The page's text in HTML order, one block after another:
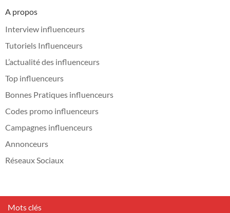
A propos
Interview influenceurs
Tutoriels Influenceurs
L’actualité des influenceurs
Top influenceurs
Bonnes Pratiques influenceurs
Codes promo influenceurs
Campagnes influenceurs
Annonceurs
Réseaux Sociaux
Mots clés